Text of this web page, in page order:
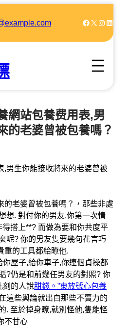
Facebook X Instagram LinkedIn
網站包養费用表,男
的老婆曾被包養嗎？
,男生你能接收將來的老婆曾被
老婆曾被包養嗎？，那些非處
想. 對付你的男友,你第一次情
搭上**? 而做為要和你共度平
呢? 你的男友隻要幾句花言巧
重的工具都給瞭他.
屋子,給你車子,你連個貞操都
?仍是和前幾任男友的對照? 你
刻的人說甜錢。”東放號心包養
這些輿論就出自那些不賣力的
. 至於掉身瞭,就別怪他,隻能怪
不甘心